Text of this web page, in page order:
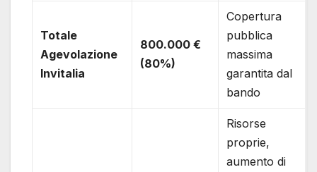
Totale
Agevolazione
Invitalia
800.000 €
(80%)
Copertura
pubblica
massima
garantita dal
bando
Risorse
proprie,
aumento di